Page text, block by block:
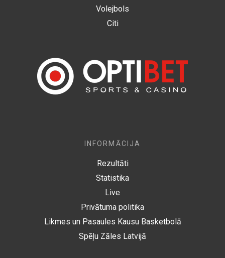
Volejbols
Citi
INFORMĀCIJA
Rezultāti
Statistika
Live
Privātuma politika
Likmes un Pasaules Kausu Basketbolā
Spēļu Zāles Latvijā